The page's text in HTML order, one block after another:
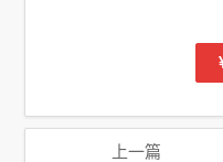
上一篇